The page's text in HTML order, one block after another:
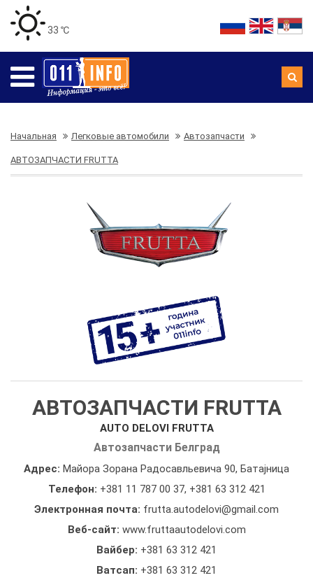
33 ℃
Начальная Легковые автомобили Автозапчасти
АВТОЗАПЧАСТИ FRUTTA
АВТОЗАПЧАСТИ FRUTTA
AUTO DELOVI FRUTTA
Автозапчасти Белград
Адрес: Майора Зорана Радосавльевича 90, Батајница
Телефон: +381 11 787 00 37, +381 63 312 421
Электронная почта: frutta.autodelovi@gmail.com
Веб-сайт: www.fruttaautodelovi.com
Вайбер: +381 63 312 421
Ватсап: +381 63 312 421